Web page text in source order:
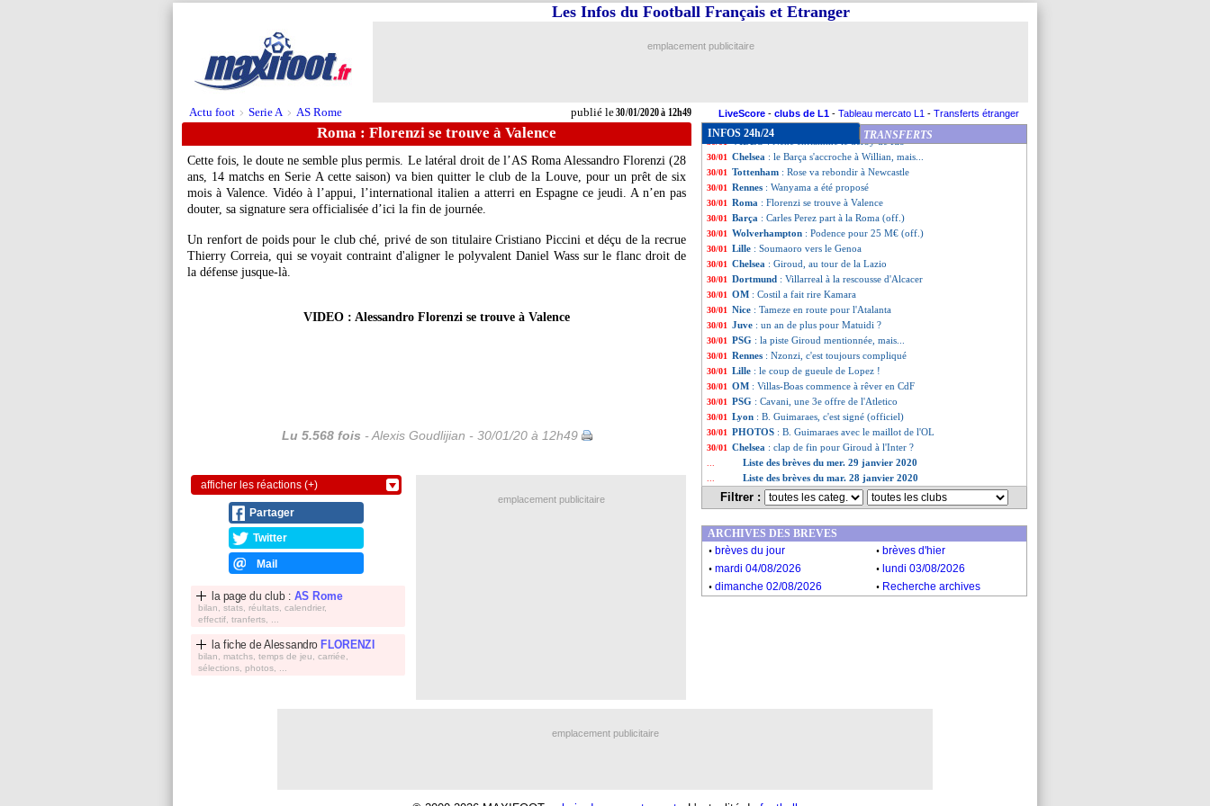
Actu foot > Serie A > AS Rome publié le30/01/2020 à 12h49
Les Infos du Football Français et Etranger
emplacement publicitaire
LiveScore - clubs de L1 - Tableau mercato L1 - Transferts étranger
Roma : Florenzi se trouve à Valence
Cette fois, le doute ne semble plus permis. Le latéral droit de l’AS Roma Alessandro Florenzi(28
ans, 14 matchs en Serie A cette saison) va bien quitter le club de la Louve, pour un prêt de six
mois à Valence. Vidéo à l’appui, l’international italien a atterri en Espagne ce jeudi. A n’en pas
douter, sa signature sera officialisée d’ici la fin de journée.
Un renfort de poids pour le club ché, privé de son titulaire Cristiano Piccini et déçu de la recrue
Thierry Correia, qui se voyait contraint d'aligner le polyvalent Daniel Wass sur le flanc droit de
la défense jusque-là.
VIDEO : Alessandro Florenzi se trouve à Valence
Lu 5.568 fois - Alexis Goudlijian - 30/01/20 à 12h49
afficher les réactions (+)
Partager
Twitter
Mail
la page du club : AS Rome
bilan, stats, réultats, calendrier,
effectif, tranferts, ...
la fiche de Alessandro FLORENZI
bilan, matchs, temps de jeu, carriée,
sélections, photos, ...
INFOS 24h/24 TRANSFERTS
30/01 PSG: Cavani, l'Atletico n'y croit plus...
30/01 OM: Sarr raconte son but fou
30/01 Montpellier
30/01 Man Utd : Rojo prêté en Argentine (off.)
30/01 Man Utd: Solskjaer réclame un buteur
: Nenê enflamme le derby de Rio
30/01 Chelsea : le Barça s'accroche à Willian, mais...
30/01 Tottenham : Rose va rebondir à Newcastle
30/01 Rennes : Wanyama a été proposé
30/01 Roma : Florenzi se trouve à Valence
30/01 Barça : Carles Perez part à la Roma (off.)
30/01 Wolverhampton : Podence pour 25 M€ (off.)
30/01 Lille : Soumaoro vers le Genoa
30/01 Chelsea : Giroud, au tour de la Lazio
30/01 Dortmund : Villarreal à la rescousse d'Alcacer
30/01 OM : Costil a fait rire Kamara
30/01 Nice : Tameze en route pour l'Atalanta
30/01 Juve : un an de plus pour Matuidi ?
30/01 PSG : la piste Giroud mentionnée, mais...
30/01 Rennes : Nzonzi, c'est toujours compliqué
30/01 Lille : le coup de gueule de Lopez !
30/01 OM : Villas-Boas commence à rêver en CdF
30/01 PSG : Cavani, une 3e offre de l'Atletico
30/01 Lyon : B. Guimaraes, c'est signé (officiel)
30/01 PHOTOS : B. Guimaraes avec le maillot de l'OL
30/01 Chelsea : clap de fin pour Giroud à l'Inter ?
Liste des brèves du mer. 29 janvier 2020
Liste des brèves du mar. 28 janvier 2020
Filtrer :
emplacement publicitaire
ARCHIVES DES BREVES
. brèves du jour . brèves d'hier
. mardi 04/08/2026 . lundi 03/08/2026
. dimanche 02/08/2026 . Recherche archives
emplacement publicitaire